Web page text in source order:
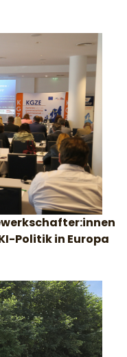
Politik in Europa